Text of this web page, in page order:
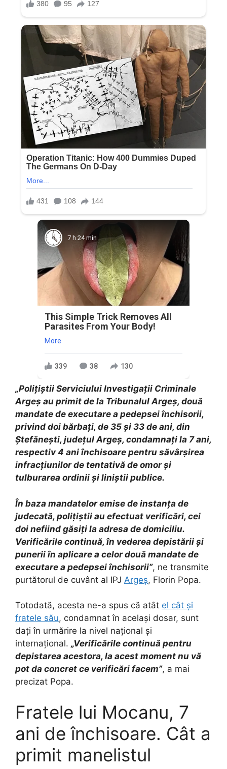
7 h 24 min
This Simple Trick Removes All
Parasites From Your Body!
More
339 38 130
„Polițiștii Serviciului Investigații Criminale
Argeș au primit de la Tribunalul Argeș, două
mandate de executare a pedepsei închisorii,
privind doi bărbați, de 35 și 33 de ani, din
Ștefănești, județul Argeș, condamnați la 7 ani,
respectiv 4 ani închisoare pentru săvârșirea
infracțiunilor de tentativă de omor și
tulburarea ordinii și liniștii publice.
În baza mandatelor emise de instanța de
judecată, polițiștii au efectuat verificări, cei
doi nefiind găsiți la adresa de domiciliu.
Verificările continuă, în vederea depistării și
punerii în aplicare a celor două mandate de
executare a pedepsei închisorii”, ne transmite
purtătorul de cuvânt al IPJ Argeș, Florin Popa.
Totodată, acesta ne-a spus că atât el cât și
fratele său, condamnat în același dosar, sunt
dați în urmărire la nivel național și
internațional. „Verificările continuă pentru
depistarea acestora, la acest moment nu vă
pot da concret ce verificări facem”, a mai
precizat Popa.
Fratele lui Mocanu, 7
ani de închisoare. Cât a
primit manelistul